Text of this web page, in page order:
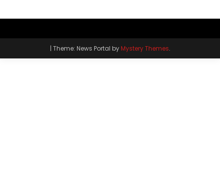
| Theme: News Portal byMystery Themes.